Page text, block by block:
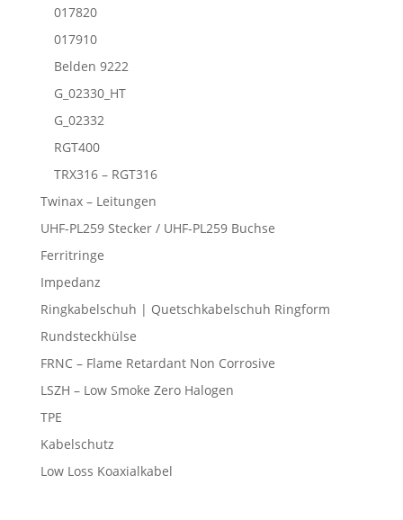
017820
017910
Belden 9222
G_02330_HT
G_02332
RGT400
TRX316 – RGT316
Twinax – Leitungen
UHF-PL259 Stecker / UHF-PL259 Buchse
Ferritringe
Impedanz
Ringkabelschuh | Quetschkabelschuh Ringform
Rundsteckhülse
FRNC – Flame Retardant Non Corrosive
LSZH – Low Smoke Zero Halogen
TPE
Kabelschutz
Low Loss Koaxialkabel